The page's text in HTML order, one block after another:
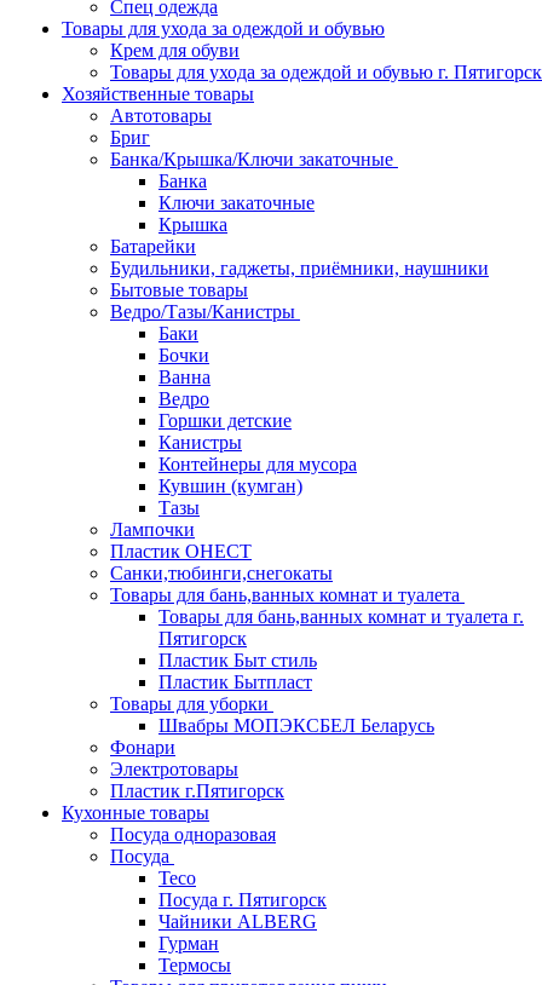
Спец одежда
Товары для ухода за одеждой и обувью
Крем для обуви
Товары для ухода за одеждой и обувью г. Пятигорск
Хозяйственные товары
Автотовары
Бриг
Банка/Крышка/Ключи закаточные
Банка
Ключи закаточные
Крышка
Батарейки
Будильники, гаджеты, приёмники, наушники
Бытовые товары
Ведро/Тазы/Канистры
Баки
Бочки
Ванна
Ведро
Горшки детские
Канистры
Контейнеры для мусора
Кувшин (кумган)
Тазы
Лампочки
Пластик ОНЕСТ
Санки,тюбинги,снегокаты
Товары для бань,ванных комнат и туалета
Товары для бань,ванных комнат и туалета г.
Пятигорск
Пластик Быт стиль
Пластик Бытпласт
Товары для уборки
Швабры МОПЭКСБЕЛ Беларусь
Фонари
Электротовары
Пластик г.Пятигорск
Кухонные товары
Посуда одноразовая
Посуда
Teco
Посуда г. Пятигорск
Чайники ALBERG
Гурман
Термосы